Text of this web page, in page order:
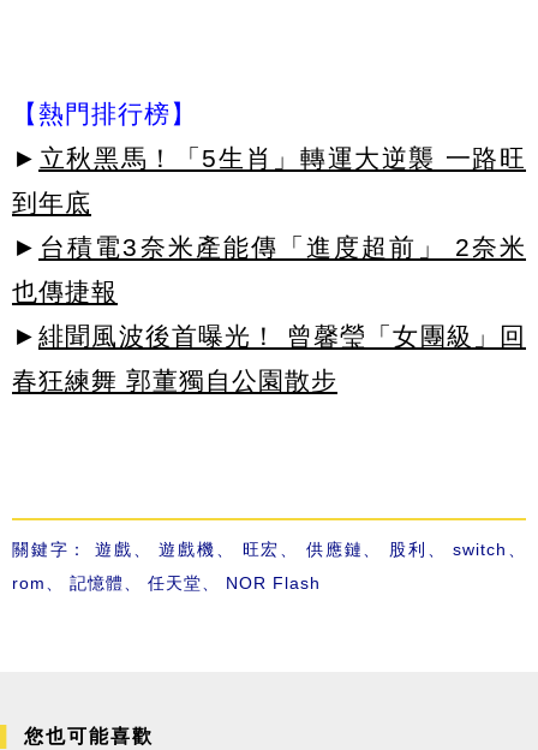
【熱門排行榜】
► 立秋黑馬！「5生肖」轉運大逆襲 一路旺
到年底
► 台積電3奈米產能傳「進度超前」 2奈米
也傳捷報
► 緋聞風波後首曝光！ 曾馨瑩「女團級」回
春狂練舞 郭董獨自公園散步
關鍵字：遊戲 、遊戲機 旺宏 供應鏈 股利 、switch
rom
記憶體 任天堂 NOR Flash
您也可能喜歡